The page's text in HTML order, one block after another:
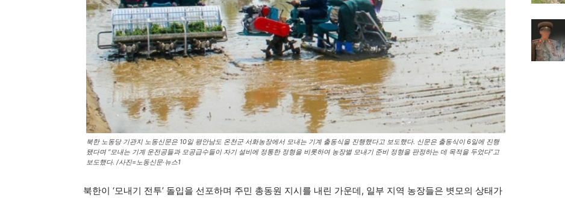
북한 노동당 기관지 노동신문은 10일 평안남도 온천군 서화농장에서 모내는 기계 출동식을 진행했다고 보도했다. 신문은 출동식이 6일에 진행
됐다며 “모내는 기계 운전공들과 모공급수들이 자기 설비에 정통한 정형을 비롯하여 농장별 모내기 준비 정형을 판정하는 데 목적을 두었다”고
보도했다. /사진=노동신문·뉴스1
북한이 ‘모내기 전투’ 돌입을 선포하며 주민 총동원 지시를 내린 가운데, 일부 지역 농장들은 볏모의 상태가